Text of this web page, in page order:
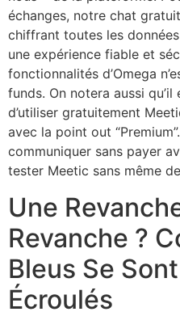
échanges, notre chat
chiffrant toutes les
une expérience fiable et
fonctionnalités d’Omega
funds. On notera aussi
d’utiliser gratuitement
avec la point out
communiquer sans payer
tester Meetic sans même
Une
Revanche ?
Bleus Se
Écroulés